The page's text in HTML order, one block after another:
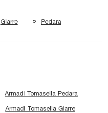
Giarre Pedara
Armadi Tomasella Pedara
Armadi Tomasella Giarre